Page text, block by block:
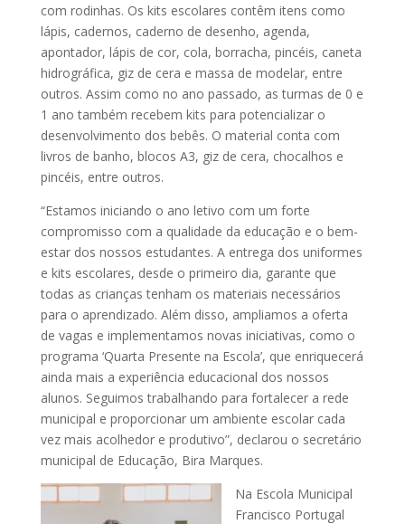
com rodinhas. Os kits escolares contêm itens como
lápis, cadernos, caderno de desenho, agenda,
apontador, lápis de cor, cola, borracha, pincéis, caneta
hidrográfica, giz de cera e massa de modelar, entre
outros. Assim como no ano passado, as turmas de 0 e
1 ano também recebem kits para potencializar o
desenvolvimento dos bebês. O material conta com
livros de banho, blocos A3, giz de cera, chocalhos e
pincéis, entre outros.
“Estamos iniciando o ano letivo com um forte
compromisso com a qualidade da educação e o bem-
estar dos nossos estudantes. A entrega dos uniformes
e kits escolares, desde o primeiro dia, garante que
todas as crianças tenham os materiais necessários
para o aprendizado. Além disso, ampliamos a oferta
de vagas e implementamos novas iniciativas, como o
programa ‘Quarta Presente na Escola’, que enriquecerá
ainda mais a experiência educacional dos nossos
alunos. Seguimos trabalhando para fortalecer a rede
municipal e proporcionar um ambiente escolar cada
vez mais acolhedor e produtivo”, declarou o secretário
municipal de Educação, Bira Marques.
Na Escola Municipal
Francisco Portugal